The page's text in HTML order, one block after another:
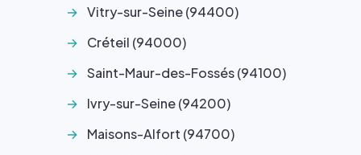
Vitry-sur-Seine (94400)
Créteil (94000)
Saint-Maur-des-Fossés (94100)
Ivry-sur-Seine (94200)
Maisons-Alfort (94700)